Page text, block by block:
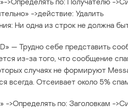
->действие: Удалить
Ни одна из строк не должна
— Трудно себе представить
из-за того, что сообщение
случаях не формируют
всегда. Отсеивает около 5%
->Определять по: Заголовкам -